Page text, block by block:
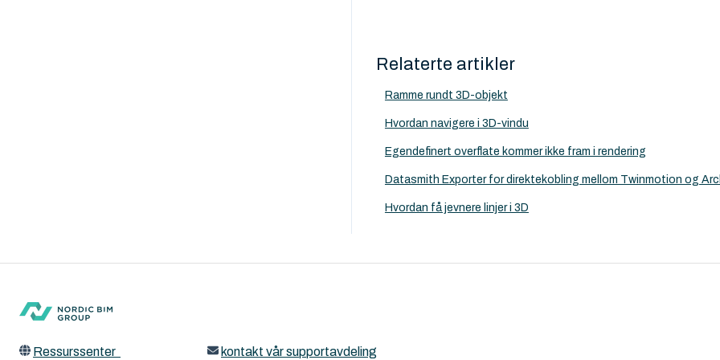
Relaterte artikler
Ramme rundt 3D-objekt
Hvordan navigere i 3D-vindu
Egendefinert overflate kommer ikke fram i rendering
Datasmith Exporter for direktekobling mellom Twinmotion og
Hvordan få jevnere linjer i 3D
Ressurssenter kontakt vår supportavdeling